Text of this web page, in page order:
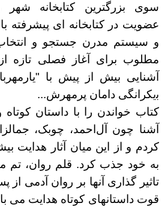
سوی بزرگترین کتابخانه شهر
عضویت در کتابخانه ای پیشرفته
و سیستم مدرن جستجو و
مطلوب برای آغاز فصلی تازه
آشنایی بیش از پیش با
ب‍‌یکرانگی دامان پر‌مهرش...
کتاب خواندن را با داستان کوتاه
آشنا چون آل‌احمد، چوبک،
کردم و از این میان آثار هدایت
به خود جذب کرد. قلم روان، تم
تاثیر گذاری آنها بر روان آدمی
قوت داستانهای کوتاه هدایت می